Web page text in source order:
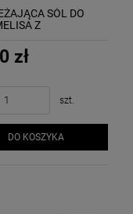
SÓL DO
Z
zł
szt.
DO KOSZYKA